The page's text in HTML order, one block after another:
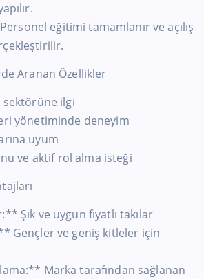
Personel eğitimi tamamlanır ve açılış
Aranan Özellikler
sektörüne ilgi
yönetiminde deneyim
uyum
ve aktif rol alma isteği
Şık ve uygun fiyatlı takılar
Gençler ve geniş kitleler için
Marka tarafından sağlanan